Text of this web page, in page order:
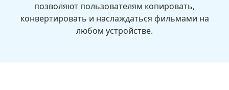
позволяют пользователям копировать,
конвертировать и наслаждаться фильмами на
любом устройстве.